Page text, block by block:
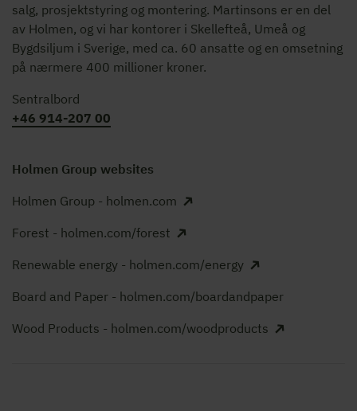
salg, prosjektstyring og montering. Martinsons er en del
av Holmen, og vi har kontorer i Skellefteå, Umeå og
Bygdsiljum i Sverige, med ca. 60 ansatte og en omsetning
på nærmere 400 millioner kroner.
Sentralbord
+46 914-207 00
Holmen Group websites
Holmen Group - holmen.com
Forest - holmen.com/forest
Renewable energy - holmen.com/energy
Board and Paper - holmen.com/boardandpaper
Wood Products - holmen.com/woodproducts